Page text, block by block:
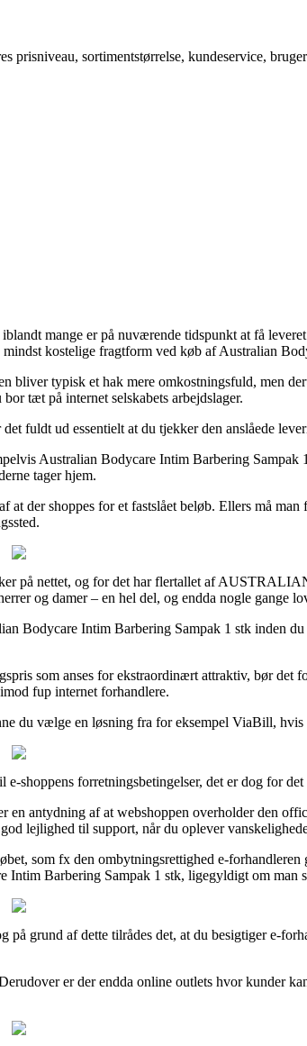
prisniveau, sortimentstørrelse, kundeservice,
mange er på nuværende tidspunkt at få
kostelige fragtform ved køb af Australian
typisk et hak mere omkostningsfuld, men
tæt på internet selskabets arbejdslager.
fuldt ud essentielt at du tjekker den anslåede
Australian Bodycare Intim Barbering
tager hjem.
der shoppes for et fastslået beløb. Ellers må
på nettet, og for det har flertallet af
og damer – en hel del, og endda nogle gange
Bodycare Intim Barbering Sampak 1 stk inden
som anses for ekstraordinært attraktiv, bør det
fup internet forhandlere.
du vælge en løsning fra for eksempel ViaBill, hvis
forretningsbetingelser, det er dog for
antydning af at webshoppen overholder den
lejlighed til support, når du oplever
som fx den ombytningsrettighed e-
Intim Barbering Sampak 1 stk, ligegyldigt om man
grund af dette tilrådes det, at du besigtiger e-
er der endda online outlets hvor kunder